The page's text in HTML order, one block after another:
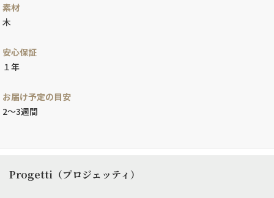
素材
木
安心保証
１年
お届け予定の目安
2～3週間
Progetti（プロジェッティ）